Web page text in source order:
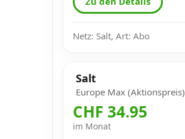
Netz: Salt, Art: Abo
Salt
Europe Max (Aktionspreis)
CHF 34.95
im Monat